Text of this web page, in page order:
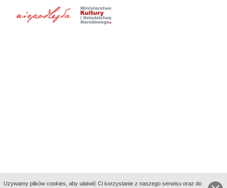
Uzywamy plików cookies, aby ułatwić Ci korzystanie z naszego serwisu oraz do